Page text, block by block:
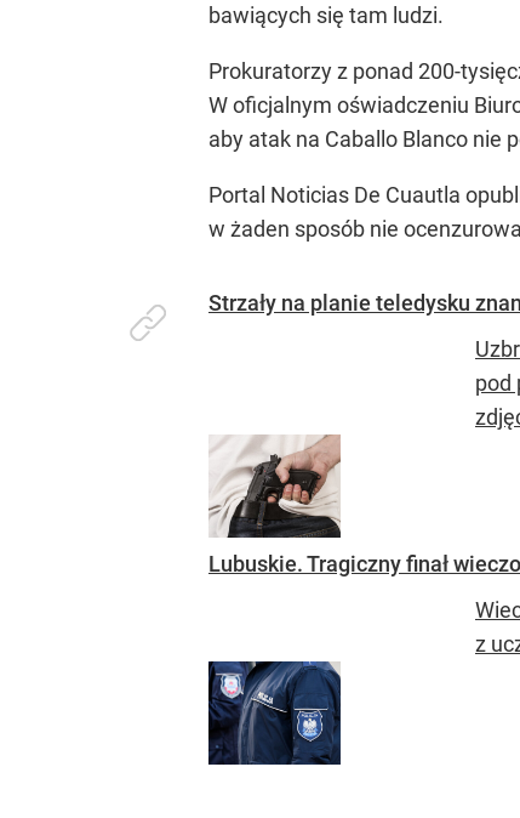
bawiących się tam ludzi.
Prokuratorzy z ponad 200-
W oficjalnym oświadczeniu
aby atak na Caballo Blanco nie
Portal Noticias De Cuautla
w żaden sposób nie
Strzały na planie teledysku
pod
Lubuskie. Tragiczny finał
z